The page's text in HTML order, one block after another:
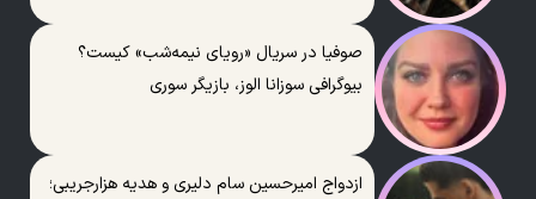
صوفیا در سریال «رویای نیمه‌شب» کیست؟
بیوگرافی سوزانا الوز، بازیگر سوری
ازدواج امیرحسین سام دلیری و هدیه هزارجریبی؛